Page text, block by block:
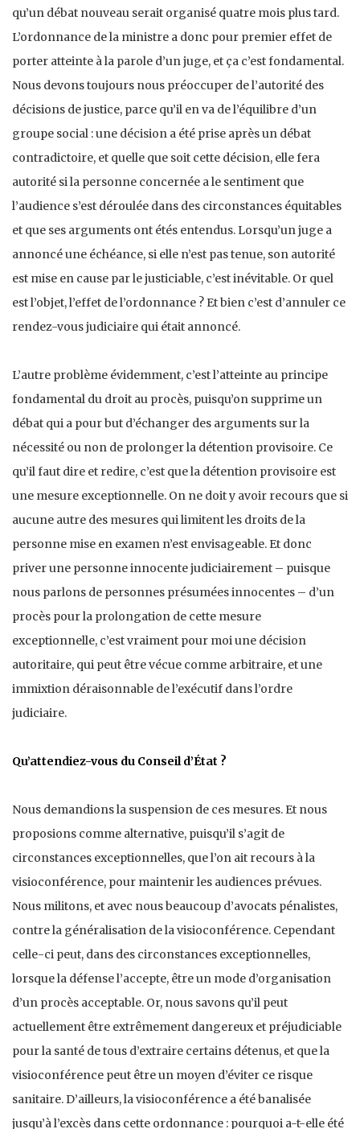
qu’un débat nouveau serait organisé quatre mois plus tard.
L’ordonnance de la ministre a donc pour premier effet de
porter atteinte à la parole d’un juge, et ça c’est fondamental.
Nous devons toujours nous préoccuper de l’autorité des
décisions de justice, parce qu’il en va de l’équilibre d’un
groupe social : une décision a été prise après un débat
contradictoire, et quelle que soit cette décision, elle fera
autorité si la personne concernée a le sentiment que
l’audience s’est déroulée dans des circonstances équitables
et que ses arguments ont étés entendus. Lorsqu’un juge a
annoncé une échéance, si elle n’est pas tenue, son autorité
est mise en cause par le justiciable, c’est inévitable. Or quel
est l’objet, l’effet de l’ordonnance ? Et bien c’est d’annuler ce
rendez-vous judiciaire qui était annoncé.
L’autre problème évidemment, c’est l’atteinte au principe
fondamental du droit au procès, puisqu’on supprime un
débat qui a pour but d’échanger des arguments sur la
nécessité ou non de prolonger la détention provisoire. Ce
qu’il faut dire et redire, c’est que la détention provisoire est
une mesure exceptionnelle. On ne doit y avoir recours que si
aucune autre des mesures qui limitent les droits de la
personne mise en examen n’est envisageable. Et donc
priver une personne innocente judiciairement – puisque
nous parlons de personnes présumées innocentes – d’un
procès pour la prolongation de cette mesure
exceptionnelle, c’est vraiment pour moi une décision
autoritaire, qui peut être vécue comme arbitraire, et une
immixtion déraisonnable de l’exécutif dans l’ordre
judiciaire.
Qu’attendiez-vous du Conseil d’État ?
Nous demandions la suspension de ces mesures. Et nous
proposions comme alternative, puisqu’il s’agit de
circonstances exceptionnelles, que l’on ait recours à la
visioconférence, pour maintenir les audiences prévues.
Nous militons, et avec nous beaucoup d’avocats pénalistes,
contre la généralisation de la visioconférence. Cependant
celle-ci peut, dans des circonstances exceptionnelles,
lorsque la défense l’accepte, être un mode d’organisation
d’un procès acceptable. Or, nous savons qu’il peut
actuellement être extrêmement dangereux et préjudiciable
pour la santé de tous d’extraire certains détenus, et que la
visioconférence peut être un moyen d’éviter ce risque
sanitaire. D’ailleurs, la visioconférence a été banalisée
jusqu’à l’excès dans cette ordonnance : pourquoi a-t-elle été